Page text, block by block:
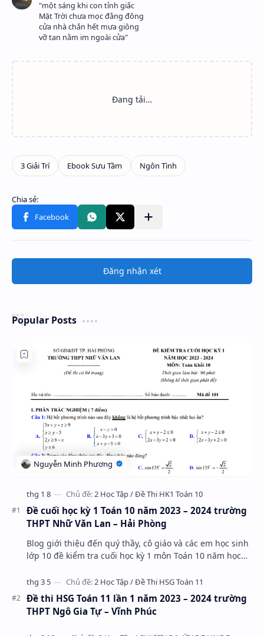
"một sáng khi con tỉnh giấc
Mặt Trời chưa mọc đằng đông
cửa nhà chắn hết mưa giông
vỡ tan nằm im ngoài cửa"
Đăng nhận xét
Popular Posts
Đề cuối học kỳ 1 Toán 10 năm 2023 – 2024 trường
THPT Nhữ Văn Lan – Hải Phòng
Blog giới thiệu đến quý thầy, cô giáo và các em học sinh
lớp 10 đề kiểm tra cuối học kỳ 1 môn Toán 10 năm học
Đề thi HSG Toán 11 lần 1 năm 2023 – 2024 trường
THPT Ngô Gia Tự – Vĩnh Phúc